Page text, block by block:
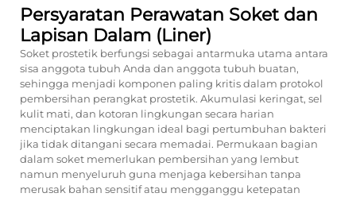
Persyaratan Perawatan Soket dan
Lapisan Dalam (Liner)
Soket prostetik berfungsi sebagai antarmuka utama antara
sisa anggota tubuh Anda dan anggota tubuh buatan,
sehingga menjadi komponen paling kritis dalam protokol
pembersihan perangkat prostetik. Akumulasi keringat, sel
kulit mati, dan kotoran lingkungan secara harian
menciptakan lingkungan ideal bagi pertumbuhan bakteri
jika tidak ditangani secara memadai. Permukaan bagian
dalam soket memerlukan pembersihan yang lembut
namun menyeluruh guna menjaga kebersihan tanpa
merusak bahan sensitif atau mengganggu ketepatan